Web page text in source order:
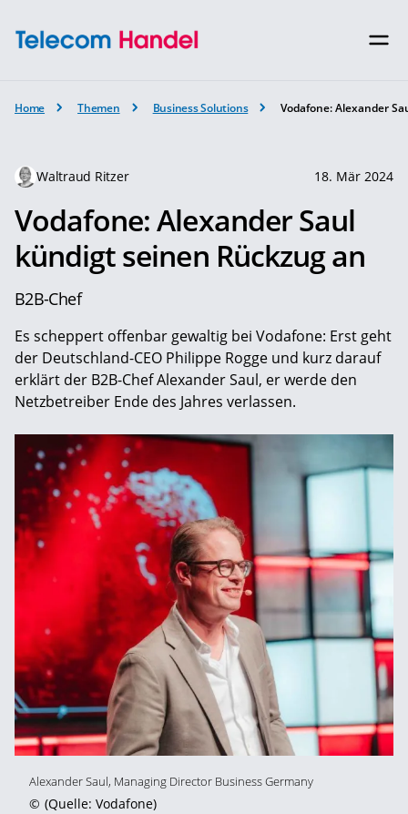
Home Themen Business Solutions Vodafone: Alexander
Waltraud Ritzer 18. Mär 2024
Vodafone: Alexander Saul
kündigt seinen Rückzug an
B2B-Chef
Es scheppert offenbar gewaltig bei Vodafone: Erst geht
der Deutschland-CEO Philippe Rogge und kurz darauf
erklärt der B2B-Chef Alexander Saul, er werde den
Netzbetreiber Ende des Jahres verlassen.
Alexander Saul, Managing Director Business Germany
© (Quelle: Vodafone)